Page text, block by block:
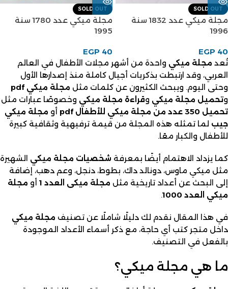
SOLD OUT
مجلة ميكي عدد 1832 سنة
1996
EGP 40
SOLD OUT
مجلة ميكي عدد 1780 سنة
1995
EGP 40
تُعد مجلة ميكي واحدة من أشهر مجلات الأطفال في العالم
العربي، وقد ارتبطت بذكريات أجيال كاملة منذ إصدارها الأول
وحتى اليوم. ويبحث الكثيرون عن كلمات مثل مجلة ميكي pdf
وتحميل مجلة ميكي وقراءة مجلة ميكي وخصوصًا عبارات مثل
تحميل 350 عدد من مجلة ميكي للأطفال pdf
أو مجلة ميكي
جيب لما تمثله هذه المجلة من قيمة ترفيهية وثقافية كبيرة
للأطفال والكبار معًا.
كما يزداد الاهتمام أيضًا بمعرفة شخصيات مجلة ميكي الشهيرة
مثل ميكي ماوس، دونالد داك، بطوط، دنجل، وعم دهب، إضافة
إلى البحث عن أعداد تاريخية مثل مجلة ميكى العدد 1 أو مجلة
ميكي العدد 1000
.
في هذا المقال نقدم لك دليلًا شاملًا عن تصنيف مجلة ميكي
داخل متجر كتب أي حاجة، مع ذكر أسماء الأعداد الموجودة
بالفعل في التصنيف.
ما هي مجلة ميكي؟